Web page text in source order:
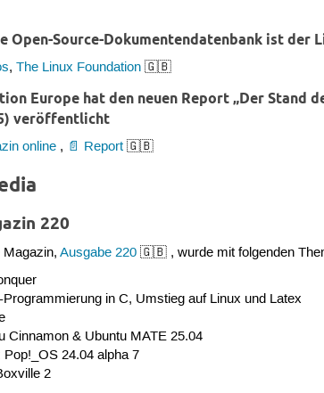
Open-Source-Dokumentendatenbank ist der
,The Linux Foundation 🇬🇧
Europe hat den neuen Report „Der Stand
veröffentlicht
online , Report 🇬🇧
220
Magazin,Ausgabe 220 🇬🇧 , wurde mit folgenden
in C, Umstieg auf Linux und Latex
Cinnamon & Ubuntu MATE 25.04
24.04 alpha 7
2